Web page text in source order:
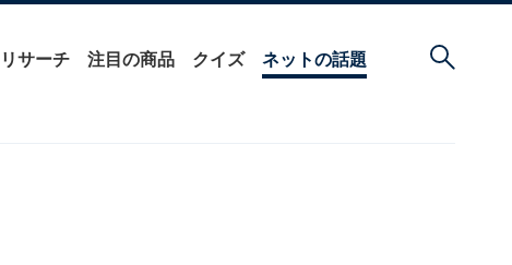
リサーチ 注目の商品 クイズ ネットの話題